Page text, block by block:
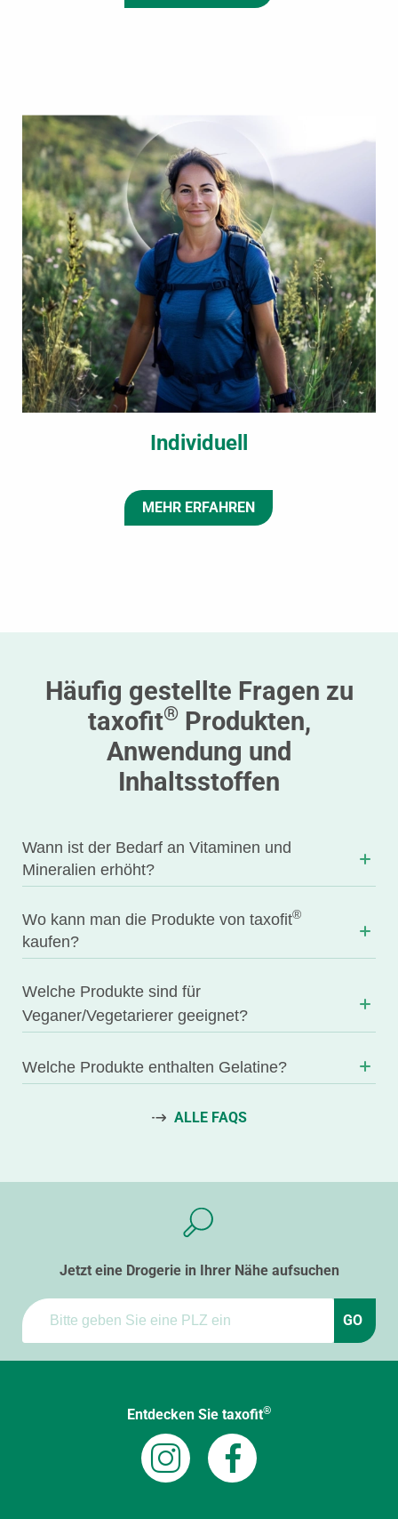
Individuell
MEHR ERFAHREN
Häufig gestellte Fragen zu
taxofit®Produkten,
Anwendung und
Inhaltsstoffen
Wann ist der Bedarf an Vitaminen und
Mineralien erhöht?
Wo kann man die Produkte von taxofit®
kaufen?
Welche Produkte sind für
Veganer/Vegetarierer geeignet?
Welche Produkte enthalten Gelatine?
ALLE FAQS
Jetzt eine Drogerie in Ihrer Nähe aufsuchen
GO
Entdecken Sie taxofit®